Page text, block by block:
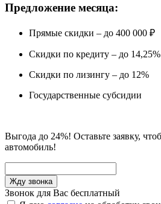
Предложение месяца:
Прямые скидки – до 400 000 ₽
Скидки по кредиту – до 14,25%
Скидки по лизингу – до 12%
Государственные субсидии
Выгода до 24%! Оставьте заявку,
автомобиль!
Звонок для Вас бесплатный